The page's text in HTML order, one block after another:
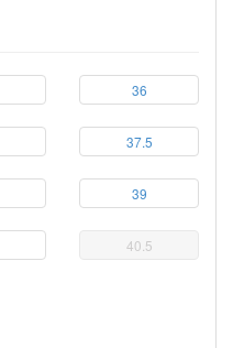
36
37.5
39
40.5